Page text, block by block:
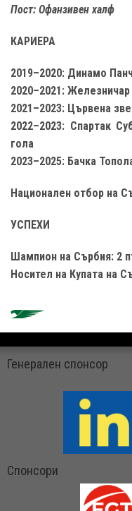
Пост: Офанзивен халф
КАРИЕРА
2019–2020: Динамо
2020–2021:
2021–2023: Цървена
2022–2023: Спартак
гола
2023–2025: Бачка
Национален отбор на
УСПЕХИ
Шампион на Сърбия: 2
Носител на Купата на
Генерален спонсор
Спонсори